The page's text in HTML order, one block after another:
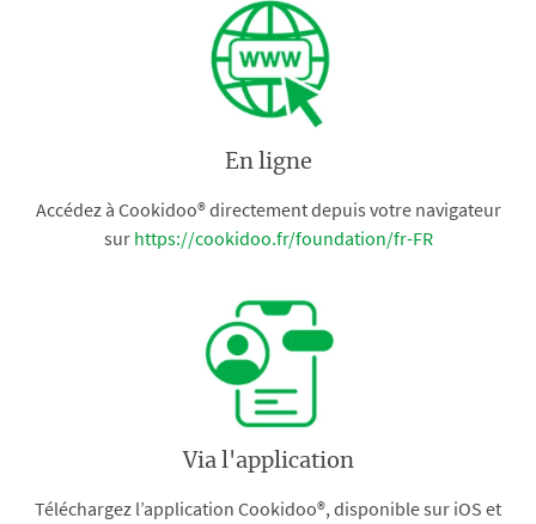
En ligne
Accédez à Cookidoo® directement depuis votre navigateur
sur https://cookidoo.fr/foundation/fr-FR
Via l'application
Téléchargez l’application Cookidoo®, disponible sur iOS et